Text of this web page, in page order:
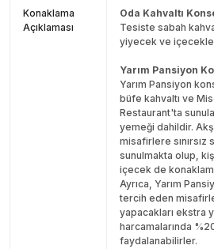
Konaklama
Açıklaması
Oda Kahvaltı
Tesiste sabah
yiyecek ve
Yarım Pansiyon
Yarım Pansiyon
büfe kahvaltı ve
Restaurant'ta
yemeği dahildir.
misafirlere
sunulmakta olup,
içecek de
Ayrıca, Yarım
tercih eden
yapacakları ekstra
harcamalarında
faydalanabilirler.